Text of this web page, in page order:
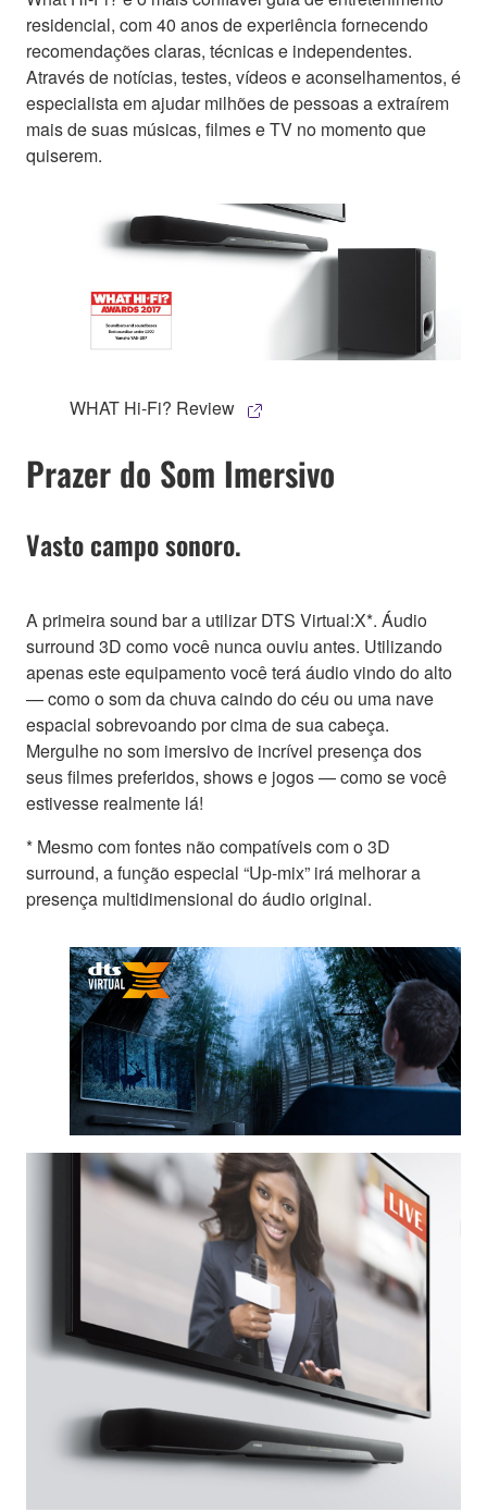
residencial, com 40 anos de experiência fornecendo
recomendações claras, técnicas e independentes.
Através de notícias, testes, vídeos e aconselhamentos, é
especialista em ajudar milhões de pessoas a extraírem
mais de suas músicas, filmes e TV no momento que
quiserem.
WHAT Hi-Fi? Review
Prazer do Som Imersivo
Vasto campo sonoro.
A primeira sound bar a utilizar DTS Virtual:X*. Áudio
surround 3D como você nunca ouviu antes. Utilizando
apenas este equipamento você terá áudio vindo do alto
— como o som da chuva caindo do céu ou uma nave
espacial sobrevoando por cima de sua cabeça.
Mergulhe no som imersivo de incrível presença dos
seus filmes preferidos, shows e jogos — como se você
estivesse realmente lá!
* Mesmo com fontes não compatíveis com o 3D
surround, a função especial “Up-mix” irá melhorar a
presença multidimensional do áudio original.